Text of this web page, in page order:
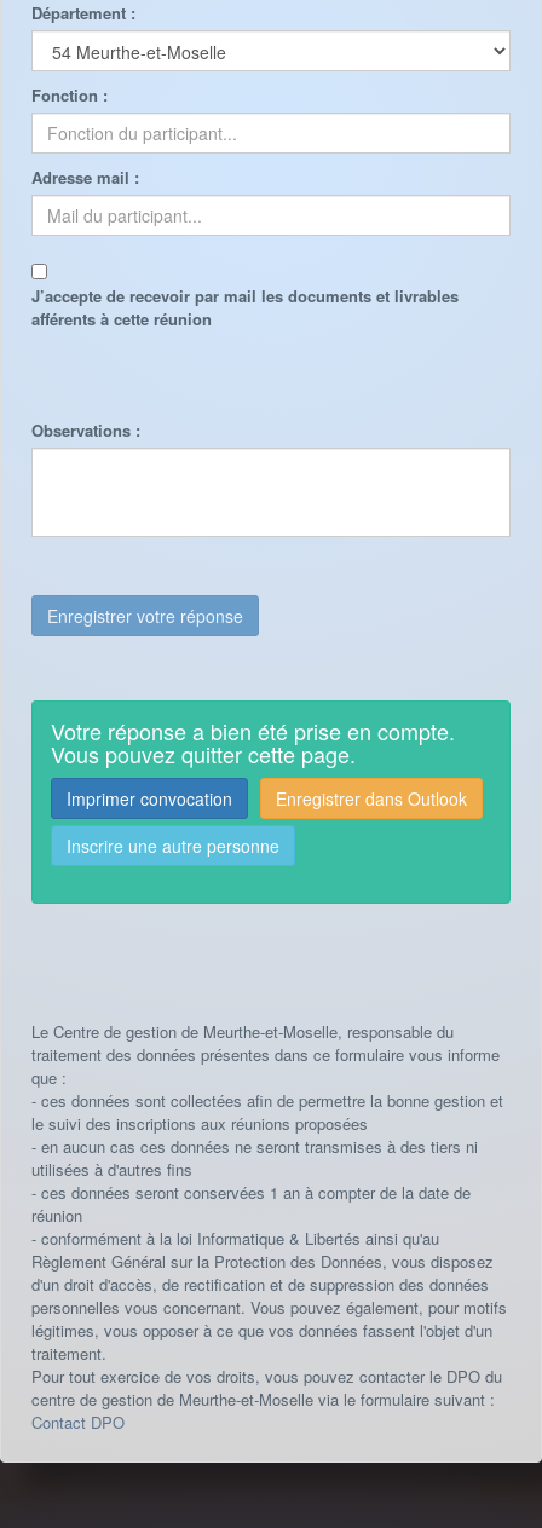
Département :
Fonction :
Adresse mail :
J’accepte de recevoir par mail les documents et livrables
afférents à cette réunion
Observations :
Votre réponse a bien été prise en compte.
Vous pouvez quitter cette page.
Le Centre de gestion de Meurthe-et-Moselle, responsable du
traitement des données présentes dans ce formulaire vous informe
que :
- ces données sont collectées afin de permettre la bonne gestion et
le suivi des inscriptions aux réunions proposées
- en aucun cas ces données ne seront transmises à des tiers ni
utilisées à d'autres fins
- ces données seront conservées 1 an à compter de la date de
réunion
- conformément à la loi Informatique & Libertés ainsi qu'au
Règlement Général sur la Protection des Données, vous disposez
d'un droit d'accès, de rectification et de suppression des données
personnelles vous concernant. Vous pouvez également, pour motifs
légitimes, vous opposer à ce que vos données fassent l'objet d'un
traitement.
Pour tout exercice de vos droits, vous pouvez contacter le DPO du
centre de gestion de Meurthe-et-Moselle via le formulaire suivant :
Contact DPO